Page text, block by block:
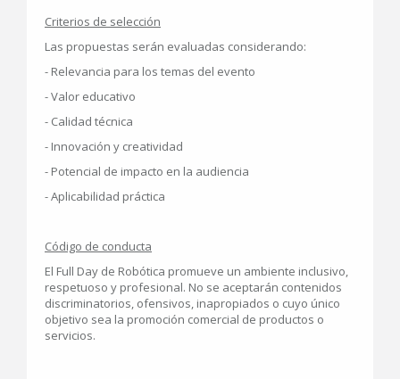
Criterios de selección
Las propuestas serán evaluadas considerando:
- Relevancia para los temas del evento
- Valor educativo
- Calidad técnica
- Innovación y creatividad
- Potencial de impacto en la audiencia
- Aplicabilidad práctica
Código de conducta
El Full Day de Robótica promueve un ambiente inclusivo,
respetuoso y profesional. No se aceptarán contenidos
discriminatorios, ofensivos, inapropiados o cuyo único
objetivo sea la promoción comercial de productos o
servicios.